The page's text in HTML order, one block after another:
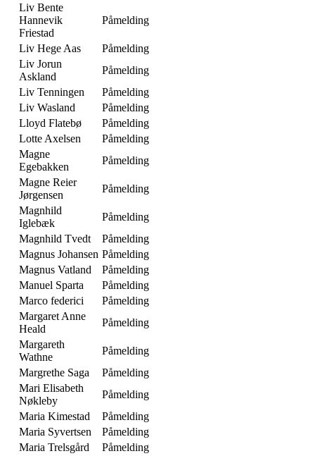
Liv Bente
Hannevik
Friestad
Påmelding
Liv Hege Aas
Påmelding
Liv Jorun
Askland
Påmelding
Liv Tenningen
Påmelding
Liv Wasland
Påmelding
Lloyd Flatebø
Påmelding
Lotte Axelsen
Påmelding
Magne
Egebakken
Påmelding
Magne Reier
Jørgensen
Påmelding
Magnhild
Iglebæk
Påmelding
Magnhild Tvedt
Påmelding
Magnus Johansen Påmelding
Magnus Vatland
Påmelding
Manuel Sparta
Påmelding
Marco federici
Påmelding
Margaret Anne
Heald
Påmelding
Margareth
Wathne
Påmelding
Margrethe Saga
Påmelding
Mari Elisabeth
Nøkleby
Påmelding
Maria Kimestad
Påmelding
Maria Syvertsen
Påmelding
Maria Trelsgård
Påmelding